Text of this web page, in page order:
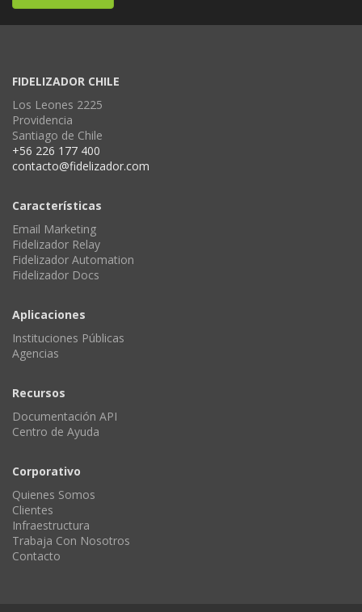
FIDELIZADOR CHILE
Los Leones 2225
Providencia
Santiago de Chile
+56 226 177 400
contacto@fidelizador.com
Características
Email Marketing
Fidelizador Relay
Fidelizador Automation
Fidelizador Docs
Aplicaciones
Instituciones Públicas
Agencias
Recursos
Documentación API
Centro de Ayuda
Corporativo
Quienes Somos
Clientes
Infraestructura
Trabaja Con Nosotros
Contacto